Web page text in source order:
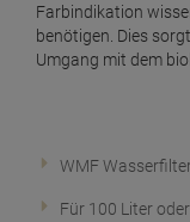
Farbindikation
benötigen. Dies
Umgang mit dem
WMF
Für 100 Liter